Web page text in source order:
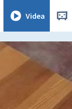
Videa